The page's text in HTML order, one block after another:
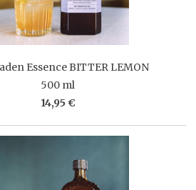
Essence BITTER LEMON
500 ml
14,95 €